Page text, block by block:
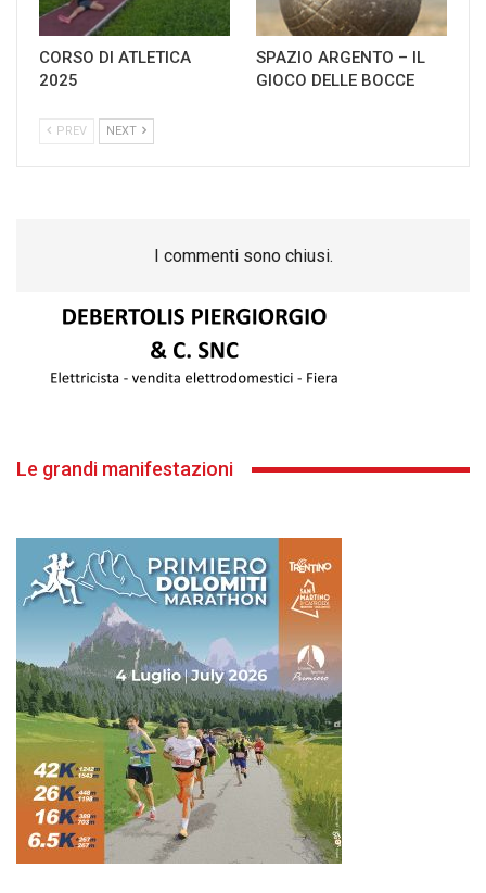
CORSO DI ATLETICA
2025
SPAZIO ARGENTO – IL
GIOCO DELLE BOCCE
PREV NEXT
I commenti sono chiusi.
Le grandi manifestazioni